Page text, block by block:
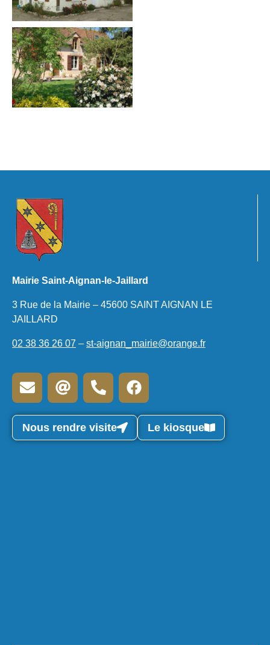
Mairie Saint-Aignan-le-Jaillard
3 Rue de la Mairie – 45600 SAINT AIGNAN LE
JAILLARD
02 38 36 26 07 – st-aignan_mairie@orange.fr
Nous rendre visite Le kiosque